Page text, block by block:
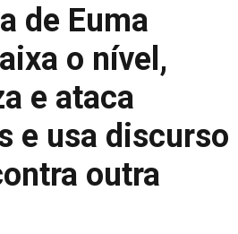
de Euma
o nível,
e ataca
e usa discurso
outra